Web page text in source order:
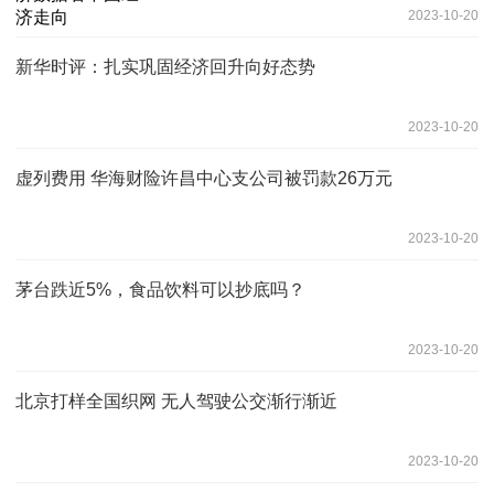
2023-10-20
新华时评：扎实巩固经济回升向好态势
2023-10-20
虚列费用 华海财险许昌中心支公司被罚款26万元
2023-10-20
茅台跌近5%，食品饮料可以抄底吗？
2023-10-20
北京打样全国织网 无人驾驶公交渐行渐近
2023-10-20